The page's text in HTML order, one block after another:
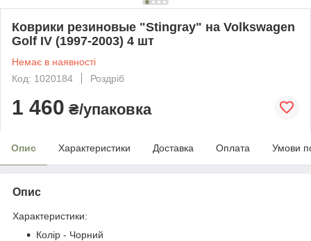
Коврики резиновые "Stingray" на Volkswagen
Golf IV (1997-2003) 4 шт
Немає в наявності
Код: 1020184
Роздріб
1 460 ₴/упаковка
Опис Характеристики Доставка Оплата Умови
Опис
Характеристики:
Колір - Чорний